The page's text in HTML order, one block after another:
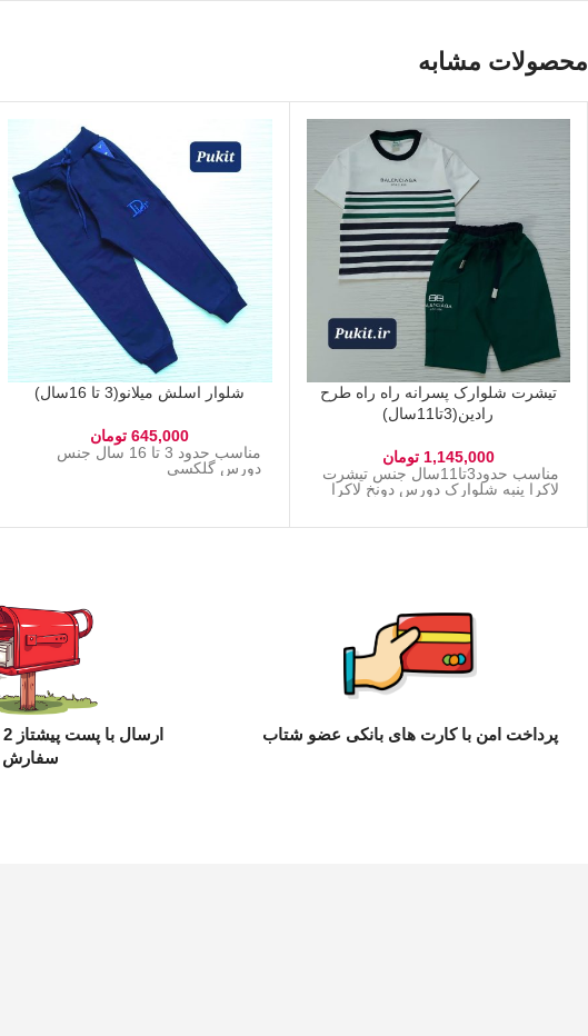
محصولات مشابه
تیشرت شلوارک پسرانه راه راه طرح
رادین(3تا11سال)
1,145,000 تومان
مناسب حدود3تا11سال جنس تیشرت
لاکرا پنبه شلوارک دورس دونخ لاکرا
شلوار اسلش میلانو(3 تا 16سال)
645,000 تومان
مناسب حدود 3 تا 16 سال جنس
دورس گلکسی
پرداخت امن با کارت های بانکی عضو شتاب
سفارش